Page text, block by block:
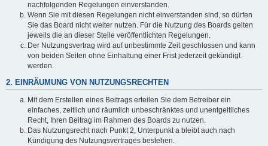
nachfolgenden Regelungen einverstanden.
Wenn Sie mit diesen Regelungen nicht einverstanden sind, so dürfen
Sie das Board nicht weiter nutzen. Für die Nutzung des Boards gelten
jeweils die an dieser Stelle veröffentlichten Regelungen.
Der Nutzungsvertrag wird auf unbestimmte Zeit geschlossen und kann
von beiden Seiten ohne Einhaltung einer Frist jederzeit gekündigt
werden.
2. EINRÄUMUNG VON NUTZUNGSRECHTEN
Mit dem Erstellen eines Beitrags erteilen Sie dem Betreiber ein
einfaches, zeitlich und räumlich unbeschränktes und unentgeltliches
Recht, Ihren Beitrag im Rahmen des Boards zu nutzen.
Das Nutzungsrecht nach Punkt 2, Unterpunkt a bleibt auch nach
Kündigung des Nutzungsvertrages bestehen.